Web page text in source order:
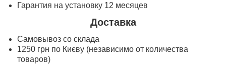
Гарантия на установку 12 месяцев
Доставка
Самовывоз со склада
1250 грн по Києву (независимо от количества
товаров)